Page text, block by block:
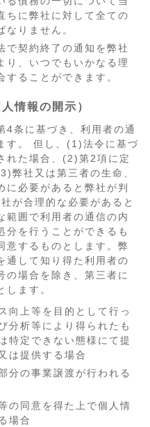
ちに弊社に対して全ての
なりません。
で契約終了の通知を弊社
り、いつでもいかなる理
ることができます。
情報の開示）
4条に基づき、利用者の通
す。 但し、(1)法令に基づ
れた場合、(2)第2項に定
弊社又は第三者の生命、
に必要があると弊社が判
が合理的な必要があると
範囲で利用者の通信の内
分を行うことができるも
意するものとします。弊
通して知り得た利用者の
の場合を除き、第三者に
します。
向上等を目的として行っ
分析等により得られたも
特定できない態様にて提
は提供する場合
分の事業譲渡が行われる
の同意を得た上で個人情
場合